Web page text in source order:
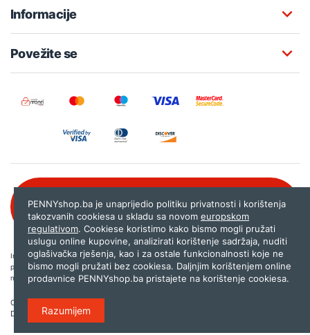
Informacije
Povežite se
080 020 261
Internet trgovina PENNYshop.ba nastoji objavljivati samo provjerene i pravilne
podatke. Ako na našoj stranici otkrijete neistinite, odnosno neadekvatne informacije,
molimo vas da nam to javite nashop@pennyplus.com .
Copyright © 2026.
Dizajn i programiranje:
PENNYshop.ba je unaprijedio politiku privatnosti i korištenja
takozvanih cookiesa u skladu sa novom europskom
regulativom. Cookiese koristimo kako bismo mogli pružati
uslugu online kupovine, analizirati korištenje sadržaja, nuditi
oglašivačka rješenja, kao i za ostale funkcionalnosti koje ne
bismo mogli pružati bez cookiesa. Daljnjim korištenjem online
prodavnice PENNYshop.ba pristajete na korištenje cookiesa.
Razumijem